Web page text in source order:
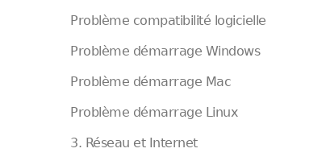
Problème compatibilité logicielle
Problème démarrage Windows
Problème démarrage Mac
Problème démarrage Linux
3. Réseau et Internet